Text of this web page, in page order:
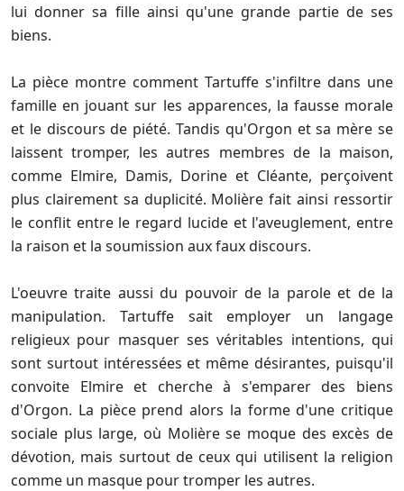
lui donner sa fille ainsi qu'une grande partie de ses
biens.
La pièce montre comment Tartuffe s'infiltre dans une
famille en jouant sur les apparences, la fausse morale
et le discours de piété. Tandis qu'Orgon et sa mère se
laissent tromper, les autres membres de la maison,
comme Elmire, Damis, Dorine et Cléante, perçoivent
plus clairement sa duplicité. Molière fait ainsi ressortir
le conflit entre le regard lucide et l'aveuglement, entre
la raison et la soumission aux faux discours.
L'oeuvre traite aussi du pouvoir de la parole et de la
manipulation. Tartuffe sait employer un langage
religieux pour masquer ses véritables intentions, qui
sont surtout intéressées et même désirantes, puisqu'il
convoite Elmire et cherche à s'emparer des biens
d'Orgon. La pièce prend alors la forme d'une critique
sociale plus large, où Molière se moque des excès de
dévotion, mais surtout de ceux qui utilisent la religion
comme un masque pour tromper les autres.